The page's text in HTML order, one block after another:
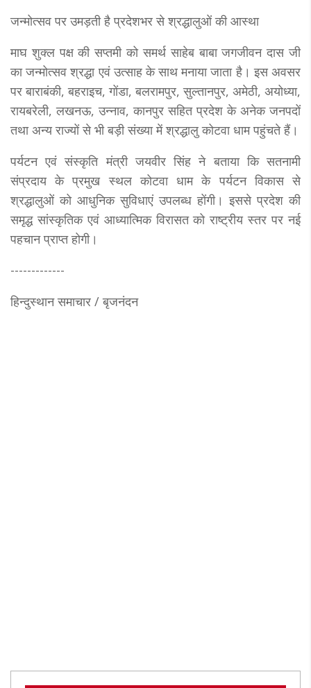
जन्मोत्सव पर उमड़ती है प्रदेशभर से श्रद्धालुओं की आस्था
माघ शुक्ल पक्ष की सप्तमी को समर्थ साहेब बाबा जगजीवन दास जी
का जन्मोत्सव श्रद्धा एवं उत्साह के साथ मनाया जाता है। इस अवसर
पर बाराबंकी, बहराइच, गोंडा, बलरामपुर, सुल्तानपुर, अमेठी, अयोध्या,
रायबरेली, लखनऊ, उन्नाव, कानपुर सहित प्रदेश के अनेक जनपदों
तथा अन्य राज्यों से भी बड़ी संख्या में श्रद्धालु कोटवा धाम पहुंचते हैं।
पर्यटन एवं संस्कृति मंत्री जयवीर सिंह ने बताया कि सतनामी
संप्रदाय के प्रमुख स्थल कोटवा धाम के पर्यटन विकास से
श्रद्धालुओं को आधुनिक सुविधाएं उपलब्ध होंगी। इससे प्रदेश की
समृद्ध सांस्कृतिक एवं आध्यात्मिक विरासत को राष्ट्रीय स्तर पर नई
पहचान प्राप्त होगी।
-------------
हिन्दुस्थान समाचार / बृजनंदन